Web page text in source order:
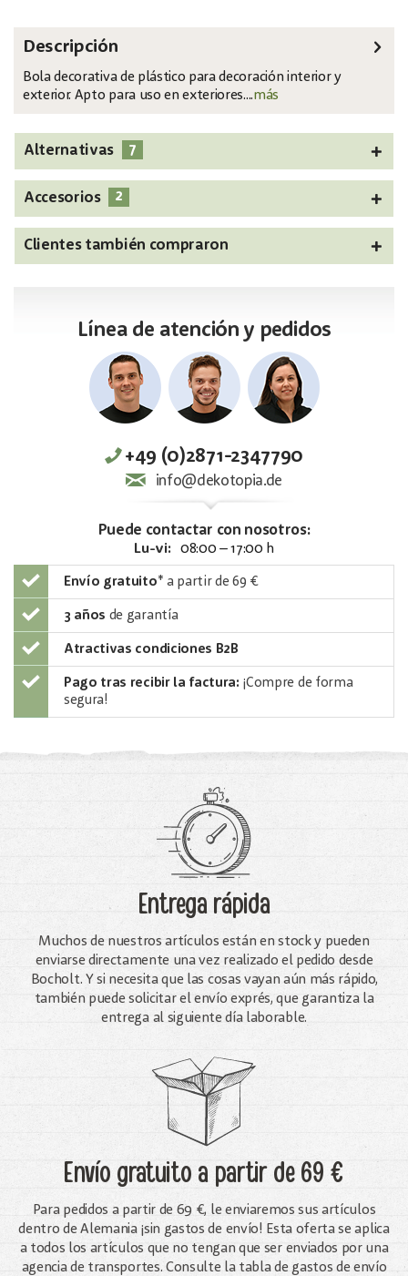
Descripción
Bola decorativa de plástico para decoración interior y
exterior. Apto para uso en exteriores....más
Alternativas 7
Accesorios 2
Clientes también compraron
Línea de atención y pedidos
+49 (0)2871-2347790
info@dekotopia.de
Puede contactar con nosotros:
Lu-vi: 08:00 – 17:00 h
Envío gratuito* a partir de 69 €
3 años de garantía
Atractivas condiciones B2B
Pago tras recibir la factura: ¡Compre de forma
segura!
Entrega rápida
Muchos de nuestros artículos están en stock y pueden
enviarse directamente una vez realizado el pedido desde
Bocholt. Y si necesita que las cosas vayan aún más rápido,
también puede solicitar el envío exprés, que garantiza la
entrega al siguiente día laborable.
Envío gratuitoa partir de 69 €
Para pedidos a partir de 69 €, le enviaremos sus artículos
dentro de Alemania ¡sin gastos de envío! Esta oferta se aplica
a todos los artículos que no tengan que ser enviados por una
agencia de transportes. Consulte la tabla de gastos de envío